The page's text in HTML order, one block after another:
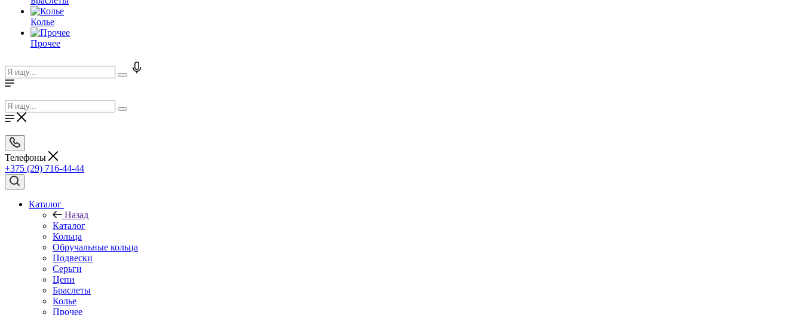
Колье
Прочее
Телефоны
+375 (29) 716-44-44
Каталог
Назад
Каталог
Кольца
Обручальные кольца
Подвески
Серьги
Цепи
Браслеты
Колье
Прочее